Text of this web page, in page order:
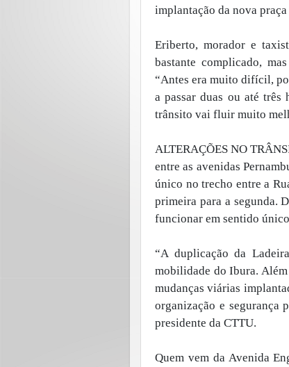
implantação da nova
Eriberto, morador e
bastante complicado,
“Antes era muito difícil,
a passar duas ou até três
trânsito vai fluir muito
ALTERAÇÕES NO
entre as avenidas
único no trecho entre a
primeira para a segunda.
funcionar em sentido
“A duplicação da
mobilidade do Ibura.
mudanças viárias
organização e segurança
presidente da CTTU.
Quem vem da Avenida